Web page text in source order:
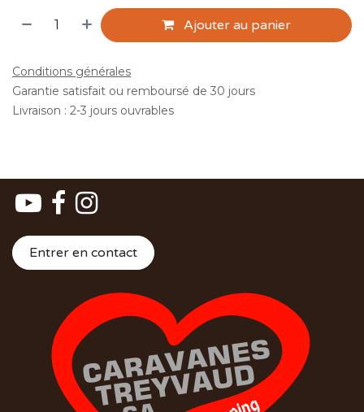
Ajouter au panier
Conditions générales
Garantie satisfait ou remboursé de 30 jours
Livraison : 2-3 jours ouvrables
Entrer en contact